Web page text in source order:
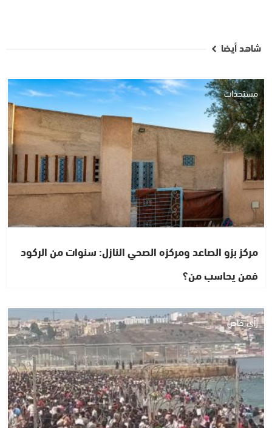
شاهد أيضا
مستجدات
مركز بزو الصاعد ومركزه الصحي النازل: سنوات من الركود
فمن يحاسب من؟
رأي خاص